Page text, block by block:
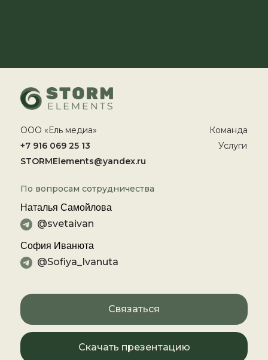
@svetaivan
Наталья Самойлова
@Sofiya_Ivanuta
По вопросам сотрудничества
STORMElements@yandex.ru
+7 916 069 25 13 Услуги
Команда
ООО «Ель медиа»
София Иванюта
Связаться
Скачать презентацию